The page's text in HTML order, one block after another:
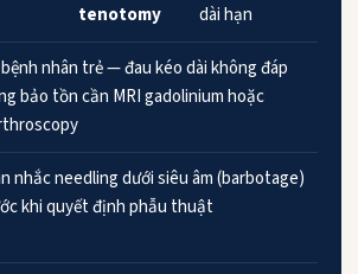
tenotomy
dài hạn
nhân trẻ — đau kéo dài không đáp
bảo tồn cần MRI gadolinium hoặc
nhắc needling dưới siêu âm (barbotage)
khi quyết định phẫu thuật